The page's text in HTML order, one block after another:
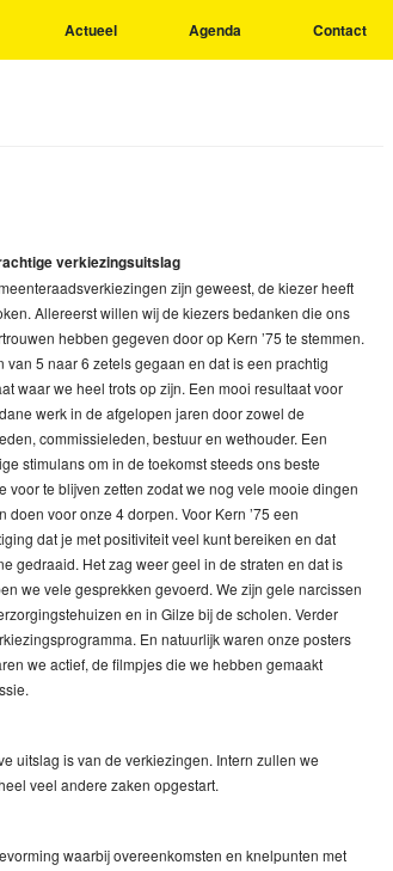
Actueel Agenda Contact
verkiezingsuitslag
zijn geweest, de kiezer heeft
Allereerst willen wij de kiezers bedanken die ons
hebben gegeven door op Kern ’75 te stemmen.
van 5 naar 6 zetels gegaan en dat is een prachtig
waar we heel trots op zijn. Een mooi resultaat voor
werk in de afgelopen jaren door zowel de
commissieleden, bestuur en wethouder. Een
stimulans om in de toekomst steeds ons beste
voor te blijven zetten zodat we nog vele mooie dingen
doen voor onze 4 dorpen. Voor Kern ’75 een
dat je met positiviteit veel kunt bereiken en dat
gedraaid. Het zag weer geel in de straten en dat is
we vele gesprekken gevoerd. We zijn gele narcissen
en in Gilze bij de scholen. Verder
En natuurlijk waren onze posters
we actief, de filmpjes die we hebben gemaakt
uitslag is van de verkiezingen. Intern zullen we
veel andere zaken opgestart.
waarbij overeenkomsten en knelpunten met